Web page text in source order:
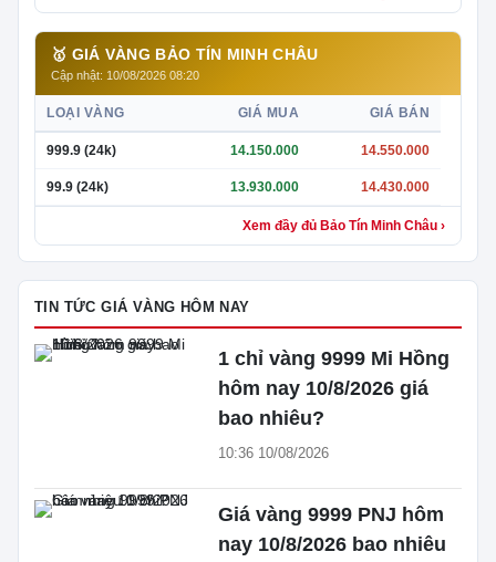
🥇 GIÁ VÀNG BẢO TÍN MINH CHÂU
Cập nhật: 10/08/2026 08:20
LOẠI VÀNG GIÁ MUA GIÁ BÁN
999.9 (24k) 14.150.000 14.550.000
99.9 (24k) 13.930.000 14.430.000
Xem đầy đủ Bảo Tín Minh Châu ›
TIN TỨC GIÁ VÀNG HÔM NAY
1 chỉ vàng 9999 Mi Hồng
hôm nay 10/8/2026 giá
bao nhiêu?
10:36 10/08/2026
Giá vàng 9999 PNJ hôm
nay 10/8/2026 bao nhiêu